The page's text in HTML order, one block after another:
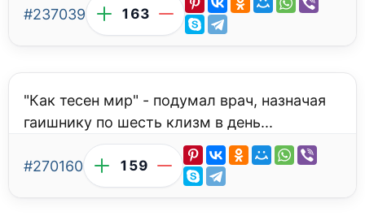
#237039 163
"Как тесен мир" - подумал врач, назначая
гаишнику по шесть клизм в день...
#270160 159